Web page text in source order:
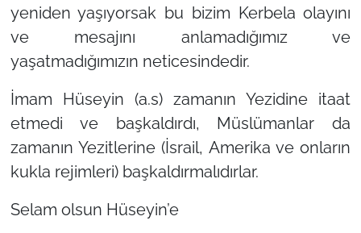
yeniden yaşıyorsak bu bizim Kerbela olayını
ve mesajını anlamadığımız ve
yaşatmadığımızın neticesindedir.
İmam Hüseyin (a.s) zamanın Yezidine itaat
etmedi ve başkaldırdı, Müslümanlar da
zamanın Yezitlerine (İsrail, Amerika ve onların
kukla rejimleri) başkaldırmalıdırlar.
Selam olsun Hüseyin’e